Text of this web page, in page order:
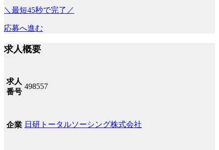
＼最短45秒で完了／
応募へ進む
求人概要
求人
番号
498557
企業 日研トータルソーシング株式会社